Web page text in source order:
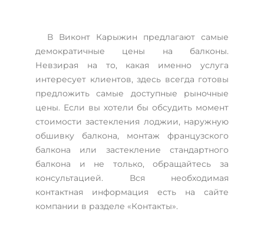
В Виконт Карыжин предлагают самые
демократичные цены на балконы.
Невзирая на то, какая именно услуга
интересует клиентов, здесь всегда готовы
предложить самые доступные рыночные
цены. Если вы хотели бы обсудить момент
стоимости застекления лоджии, наружную
обшивку балкона, монтаж французского
балкона или застекление стандартного
балкона и не только, обращайтесь за
консультацией. Вся необходимая
контактная информация есть на сайте
компании в разделе «Контакты».